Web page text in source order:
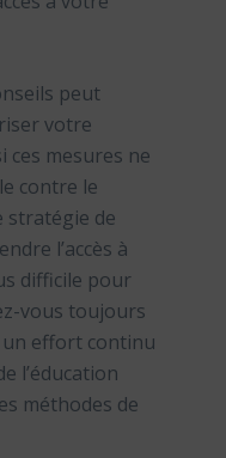
peut
votre
ces mesures ne
contre le
stratégie de
l’accès à
difficile pour
vous toujours
un effort continu
l’éducation
méthodes de